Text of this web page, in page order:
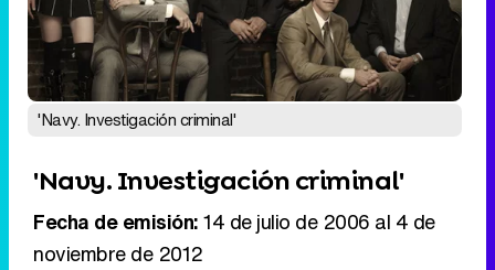
'Navy. Investigación criminal'
'Navy. Investigación criminal'
Fecha de emisión:14 de julio de 2006 al 4 de
noviembre de 2012